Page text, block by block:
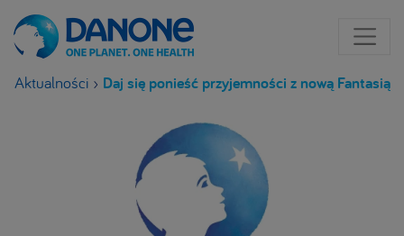
Aktualności › Daj się ponieść przyjemności z nową Fantasią